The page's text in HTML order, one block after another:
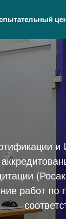
продукции
и
работ по